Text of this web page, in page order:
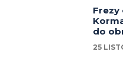
do
25